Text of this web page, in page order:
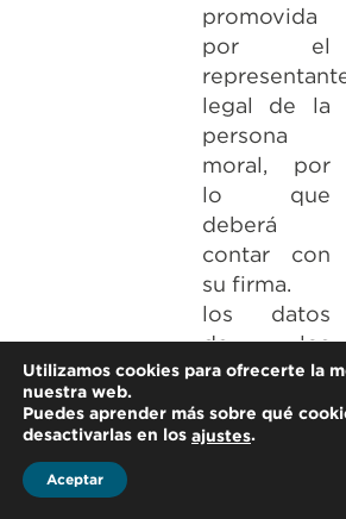
promovida
por el
legal de la
persona
moral, por
lo que
deberá
contar con
su firma.
los datos
de los
socios y
accionistas
deberán
Utilizamos cookies para ofrecerte la
nuestra web.
Puedes aprender más sobre qué
desactivarlas en los ajustes.
Aceptar